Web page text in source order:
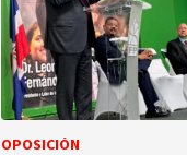
OPOSICIÓN